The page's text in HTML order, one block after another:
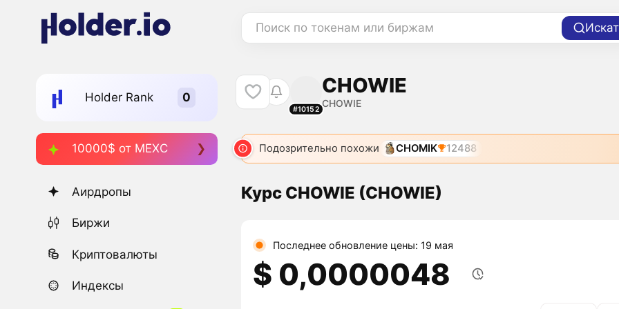
Поиск по токенам или биржам
Holder Rank
10000$ от MEXC
Аирдропы
Биржи
Криптовалюты
Индексы
#10152
CHOWIE
CHOWIE
Подозрительно похожи CHOMIK 12488
Курс CHOWIE (CHOWIE)
Последнее обновление цены: 19 мая
$ 0,0000048